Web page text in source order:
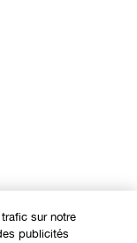
sur notre
publicités